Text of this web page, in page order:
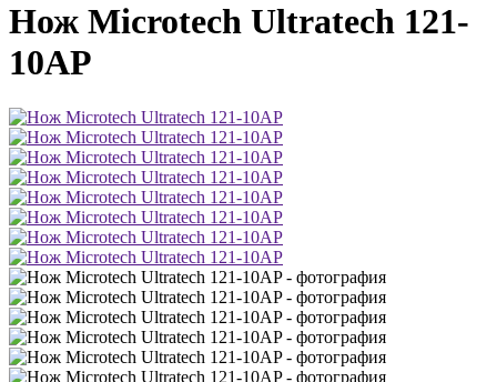
Нож Microtech Ultratech 121-
10AP